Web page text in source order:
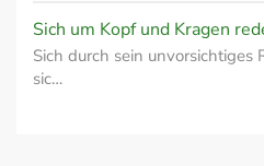
Sich um Kopf und Kragen
Sich durch sein unvorsichtiges
sic…